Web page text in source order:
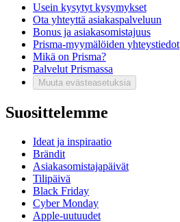
Usein kysytyt kysymykset
Ota yhteyttä asiakaspalveluun
Bonus ja asiakasomistajuus
Prisma-myymälöiden yhteystiedot
Mikä on Prisma?
Palvelut Prismassa
Muuta evästeasetuksia
Suosittelemme
Ideat ja inspiraatio
Brändit
Asiakasomistajapäivät
Tilipäivä
Black Friday
Cyber Monday
Apple-uutuudet